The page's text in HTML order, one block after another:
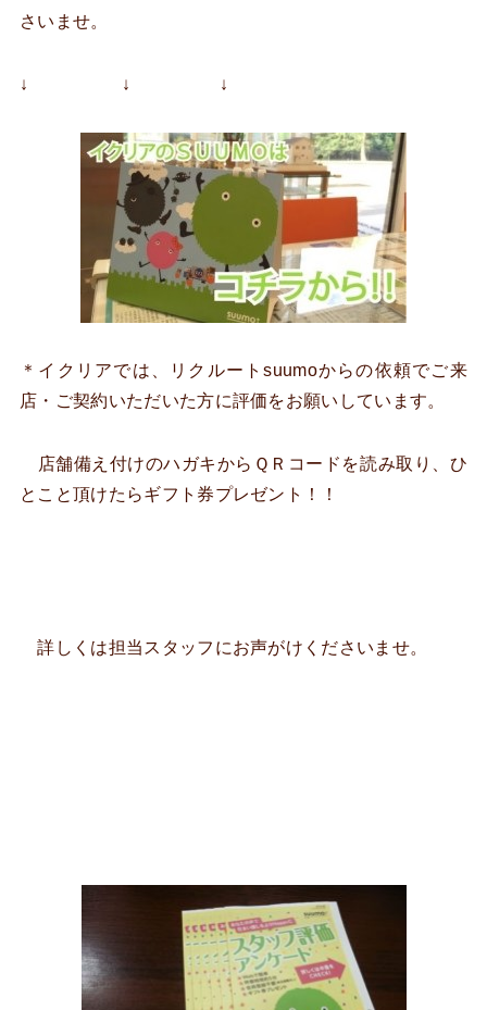
さいませ。
↓ ↓ ↓
＊イクリアでは、リクルートsuumoからの依頼でご来
店・ご契約いただいた方に評価をお願いしています。
店舗備え付けのハガキからＱＲコードを読み取り、ひ
とこと頂けたらギフト券プレゼント！！
詳しくは担当スタッフにお声がけくださいませ。